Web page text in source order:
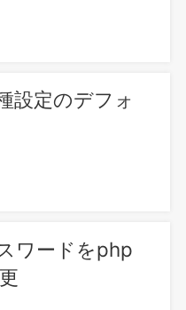
設定のデフォ
ワードをphp